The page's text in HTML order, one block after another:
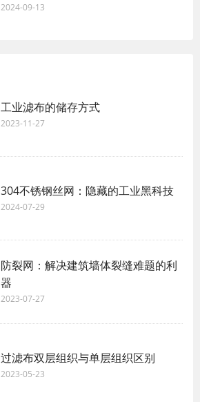
2024-09-13
工业滤布的储存方式
2023-11-27
304不锈钢丝网：隐藏的工业黑科技
2024-07-29
防裂网：解决建筑墙体裂缝难题的利
器
2023-07-27
过滤布双层组织与单层组织区别
2023-05-23